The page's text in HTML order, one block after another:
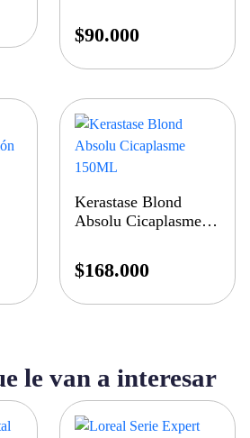
$90.000
Kerastase Blond
Absolu Cicaplasme
$168.000
le van a interesar